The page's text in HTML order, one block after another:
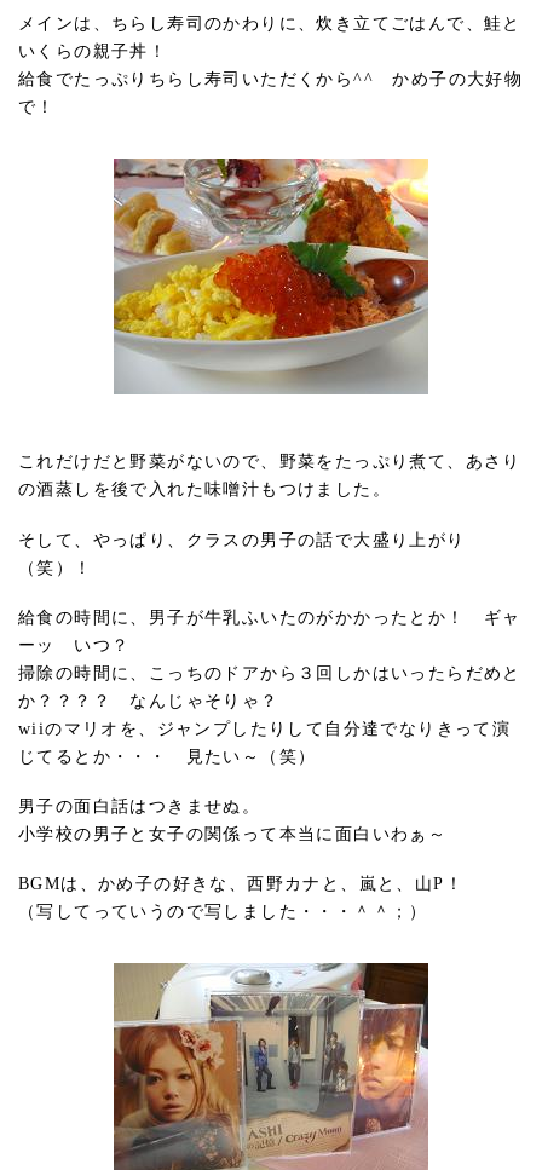
メインは、ちらし寿司のかわりに、炊き立てごはんで、鮭と
いくらの親子丼！
給食でたっぷりちらし寿司いただくから^^ かめ子の大好物
で！
これだけだと野菜がないので、野菜をたっぷり煮て、あさり
の酒蒸しを後で入れた味噌汁もつけました。
そして、やっぱり、クラスの男子の話で大盛り上がり
（笑）！
給食の時間に、男子が牛乳ふいたのがかかったとか！ ギャ
ーッ いつ？
掃除の時間に、こっちのドアから３回しかはいったらだめと
か？？？？ なんじゃそりゃ？
wiiのマリオを、ジャンプしたりして自分達でなりきって演
じてるとか・・・ 見たい～（笑）
男子の面白話はつきませぬ。
小学校の男子と女子の関係って本当に面白いわぁ～
BGMは、かめ子の好きな、西野カナと、嵐と、山P！
（写してっていうので写しました・・・＾＾；）